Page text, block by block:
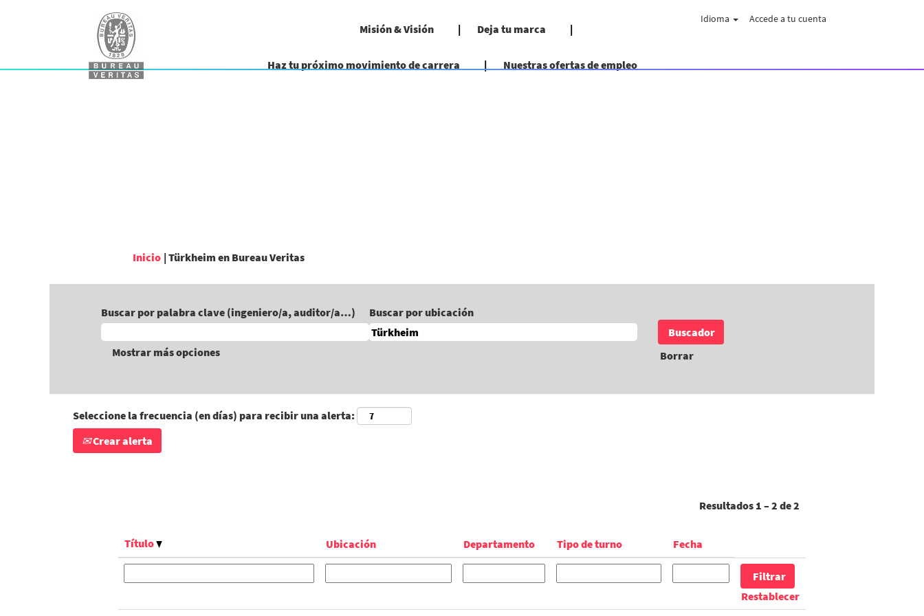
Misión & Visión Deja tu marca
Haz tu próximo movimiento de carrera Nuestras ofertas de empleo
Idioma Accede a tu cuenta
Inicio | Türkheim en Bureau Veritas(página
Buscar por palabra clave (ingeniero/a, auditor/a…) Buscar por ubicación
Mostrar más opciones Borrar
Seleccione la frecuencia (en días) para recibir una alerta:
Crear alerta
Resultados 1 – 2 de2
Título Ubicación Departamento Tipo de turno Fecha
Restablecer